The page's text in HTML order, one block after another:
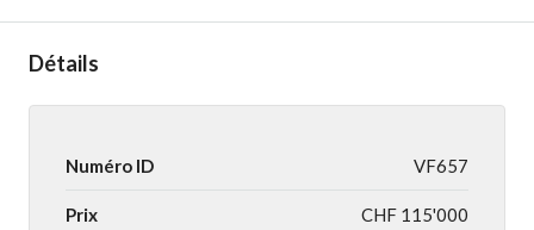
Détails
Numéro ID VF657
Prix CHF 115'000